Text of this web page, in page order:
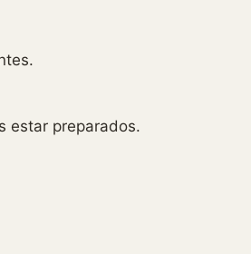
estar preparados.